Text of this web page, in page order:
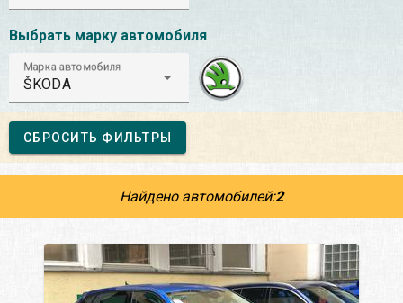
Выбрать марку автомобиля
Марка автомобиля
ŠKODA
СБРОСИТЬ ФИЛЬТРЫ
Найдено автомобилей:2